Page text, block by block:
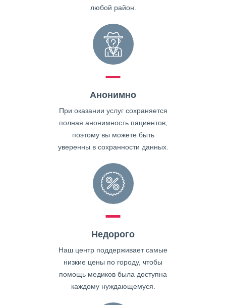
любой район.
Анонимно
При оказании услуг сохраняется
полная анонимность пациентов,
поэтому вы можете быть
уверенны в сохранности данных.
Недорого
Наш центр поддерживает самые
низкие цены по городу, чтобы
помощь медиков была доступна
каждому нуждающемуся.